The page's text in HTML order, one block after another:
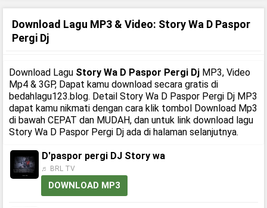
Download Lagu MP3 & Video: Story Wa D Paspor
Pergi Dj
Download Lagu Story Wa D Paspor Pergi Dj MP3, Video
Mp4 & 3GP, Dapat kamu download secara gratis di
bedahlagu123.blog. Detail Story Wa D Paspor Pergi Dj MP3
dapat kamu nikmati dengan cara klik tombol Download Mp3
di bawah CEPAT dan MUDAH, dan untuk link download lagu
Story Wa D Paspor Pergi Dj ada di halaman selanjutnya.
D'paspor pergi DJ Story wa
♬ BRL TV
DOWNLOAD MP3